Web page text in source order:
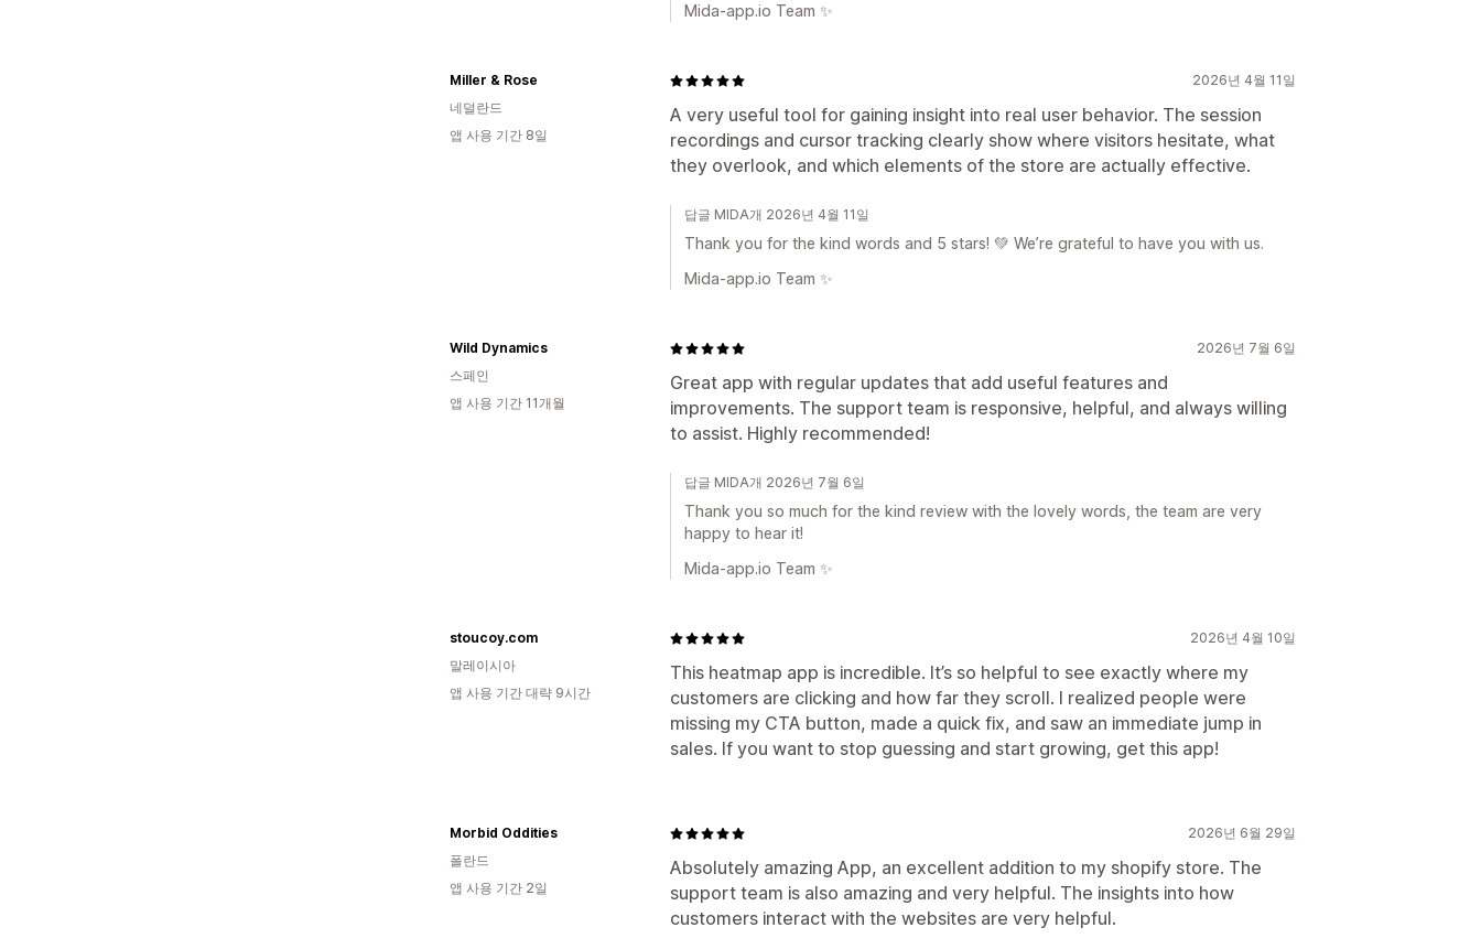
Mida-app.io Team ✨
2026년 4월 11일
A very useful tool for gaining insight into real user behavior. The session
recordings and cursor tracking clearly show where visitors hesitate, what
they overlook, and which elements of the store are actually effective.
Miller & Rose
네덜란드
앱 사용 기간 8일
답글 MIDA개 2026년 4월 11일
Thank you for the kind words and 5 stars! 💚 We’re grateful to have you with us.
Mida-app.io Team ✨
2026년 7월 6일
Great app with regular updates that add useful features and
improvements. The support team is responsive, helpful, and always willing
to assist. Highly recommended!
Wild Dynamics
스페인
앱 사용 기간 11개월
답글 MIDA개 2026년 7월 6일
Thank you so much for the kind review with the lovely words, the team are very
happy to hear it!
Mida-app.io Team ✨
2026년 4월 10일
This heatmap app is incredible. It’s so helpful to see exactly where my
customers are clicking and how far they scroll. I realized people were
missing my CTA button, made a quick fix, and saw an immediate jump in
sales. If you want to stop guessing and start growing, get this app!
stoucoy.com
말레이시아
앱 사용 기간 대략 9시간
2026년 6월 29일
Absolutely amazing App, an excellent addition to my shopify store. The
support team is also amazing and very helpful. The insights into how
customers interact with the websites are very helpful.
Morbid Oddities
폴란드
앱 사용 기간 2일